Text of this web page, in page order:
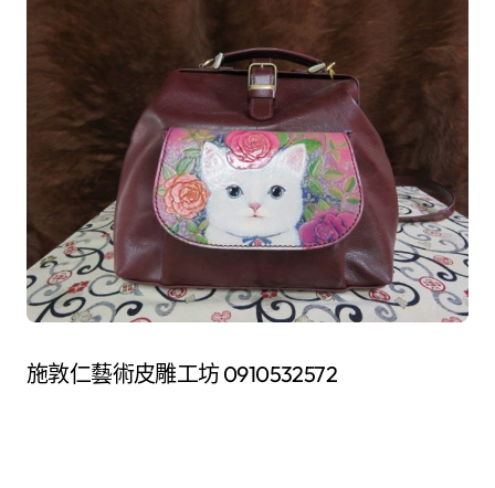
施敦仁藝術皮雕工坊 0910532572